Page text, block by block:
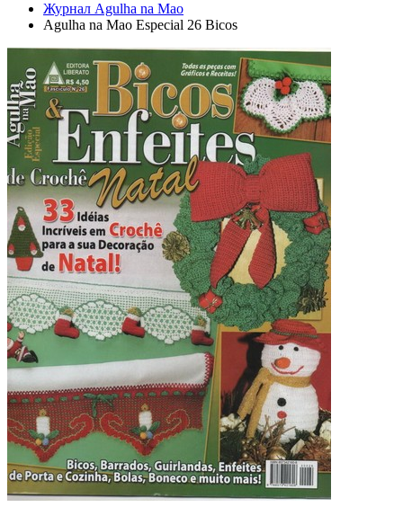
Журнал Agulha na Mao
Agulha na Mao Especial 26 Bicos